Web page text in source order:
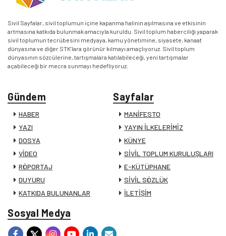
Sivil Sayfalar, sivil toplumun içine kapanma halinin aşılmasına ve etkisinin
artmasına katkıda bulunmak amacıyla kuruldu. Sivil toplum haberciliği yaparak
sivil toplumun tecrübesini medyaya, kamu yönetimine, siyasete, kanaat
dünyasına ve diğer STK’lara görünür kılmayı amaçlıyoruz. Sivil toplum
dünyasının sözcülerine, tartışmalara katılabileceği, yeni tartışmalar
açabileceği bir mecra sunmayı hedefliyoruz.
Gündem
HABER
YAZI
DOSYA
VİDEO
RÖPORTAJ
DUYURU
KATKIDA BULUNANLAR
Sayfalar
MANİFESTO
YAYIN İLKELERİMİZ
KÜNYE
SİVİL TOPLUM KURULUŞLARI
E-KÜTÜPHANE
SİVİL SÖZLÜK
İLETİŞİM
Sosyal Medya